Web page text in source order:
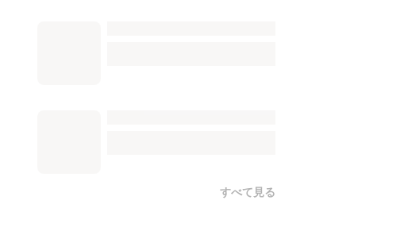
すべて見る